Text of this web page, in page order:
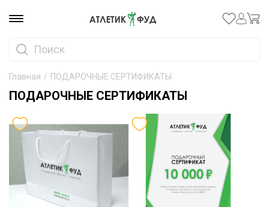
Главная / ПОДАРОЧНЫЕ СЕРТИФИКАТЫ
ПОДАРОЧНЫЕ СЕРТИФИКАТЫ